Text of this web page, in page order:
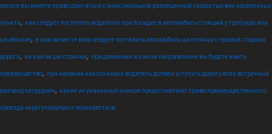
полосе вы имеете право двигаться с максимальной разрешенной скоростью вне населенных
пункта, как следует поступить водителю при посадке в автомобиль стоящий у тротуара или
на обочине, в каком месте вам следует поставить автомобиль на стоянку с правой стороны
дороги, на каком расстоянии, при движении в каком направлении вы будете иметь
преимущество, при наличии какого знака водитель должен уступить дорогу если встречный
разъезд затруднен, какие из указанных знаков предоставляют право преимущественного
проезда нерегулируемых перекрестков